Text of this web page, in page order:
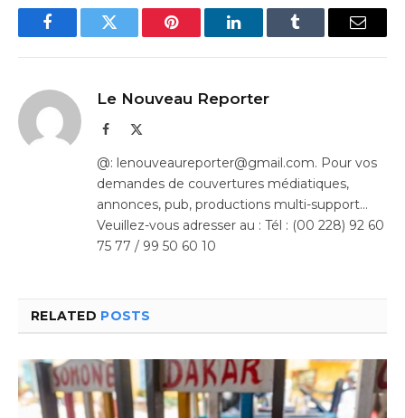
FacebookTwitter Pinterest LinkedInTumblr Email
Le Nouveau Reporter
Facebook
@: lenouveaureporter@gmail.com. Pour vos
demandes de couvertures médiatiques,
annonces, pub, productions multi-support…
Veuillez-vous adresser au : Tél : (00 228) 92 60
75 77 / 99 50 60 10
RELATED POSTS